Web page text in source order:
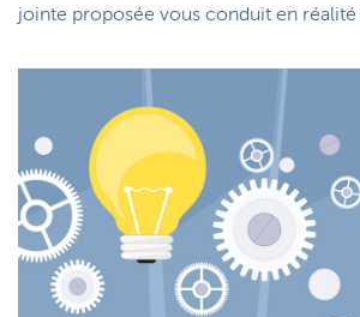
jointe proposée vous conduit en réalité